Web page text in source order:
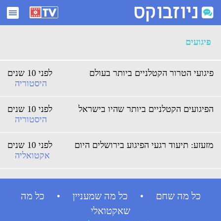
ארכיון פיגועים - ניוזבוקס
פיגועים
פיגועי הטרור הקטלניים ביותר בעולם
לפני 10 שנים
היסטוריה
הפיגועים הקטלניים ביותר שהיו בישראל
לפני 10 שנים
היסטוריה
מזעזע: תיעוד רגעי הפיגוע בירושלים היום
לפני 10 שנים
אקטואליה
כל מה שחם • כל מה שמעניין • כל מה
שאקטואלי